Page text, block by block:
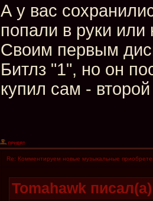
А у вас
попали в руки
Своим первым
Битлз "1", но он
купил сам -
Re: Комментируем новые музыкальные
Tomahawk